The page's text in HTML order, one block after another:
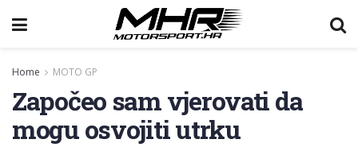
Home MOTO GP
Započeo sam vjerovati da
mogu osvojiti utrku